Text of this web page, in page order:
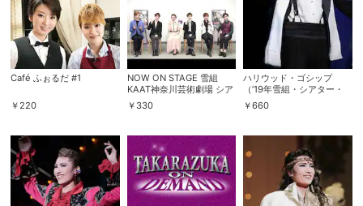
Café ふぉるだ #1
￥220
NOW ON STAGE 雪組
KAAT神奈川芸術劇場 シア
ター・ドラマシティ公演
『ハリウッド・ゴシップ』
￥ 330
ハリウッド・ゴシップ
（’19年雪組・シアター・
ドラマシティ）
￥660